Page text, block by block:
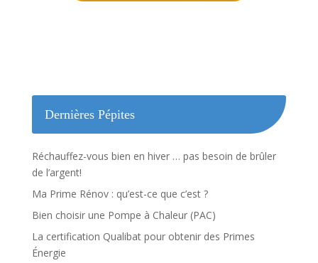
Dernières Pépites
Réchauffez-vous bien en hiver … pas besoin de brûler
de l’argent!
Ma Prime Rénov : qu’est-ce que c’est ?
Bien choisir une Pompe à Chaleur (PAC)
La certification Qualibat pour obtenir des Primes
Énergie